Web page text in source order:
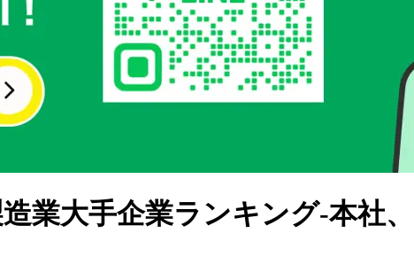
造業大手企業ランキング-本社